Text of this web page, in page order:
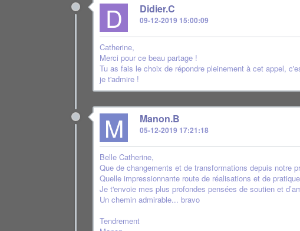
D Didier.C
09-12-2019 15:00:09
Catherine,
Merci pour ce beau partage !
Tu as fais le choix de répondre pleinement à cet appel,
je t'admire !
M Manon.B
05-12-2019 17:21:18
Belle Catherine,
Que de changements et de transformations depuis notre
Quelle impressionnante route de réalisations et de
Je t'envoie mes plus profondes pensées de soutien et
Un chemin admirable... bravo
Tendrement